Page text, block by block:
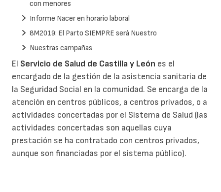
El Servicio de Salud de Castilla y León es el
encargado de la gestión de la asistencia sanitaria de
la Seguridad Social en la comunidad. Se encarga de la
atención en centros públicos, a centros privados, o a
actividades concertadas por el Sistema de Salud (las
actividades concertadas son aquellas cuya
prestación se ha contratado con centros privados,
aunque son financiadas por el sistema público).
con menores
Informe Nacer en horario laboral
8M2019: El Parto SIEMPRE será Nuestro
Nuestras campañas